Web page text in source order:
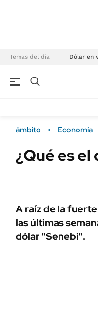
Temas del día Dólar en
Campo
Mercados
ÁMBITO DEBATE
MEDIAKIT AMBITO DEBATE
ámbito Economía
¿Qué es
A raíz de la
las últimas
dólar "Senebi".